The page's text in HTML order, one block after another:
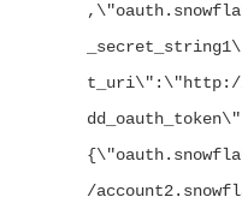
t_uri\":\"http://
/